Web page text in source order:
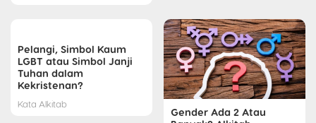
Pelangi, Simbol Kaum
LGBT atau Simbol Janji
Tuhan dalam
Kekristenan?
Kata Alkitab
Gender Ada 2 Atau